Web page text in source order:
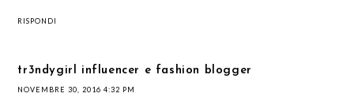
RISPONDI
tr3ndygirl influencer e fashion blogger
NOVEMBRE 30, 2016 4:32 PM